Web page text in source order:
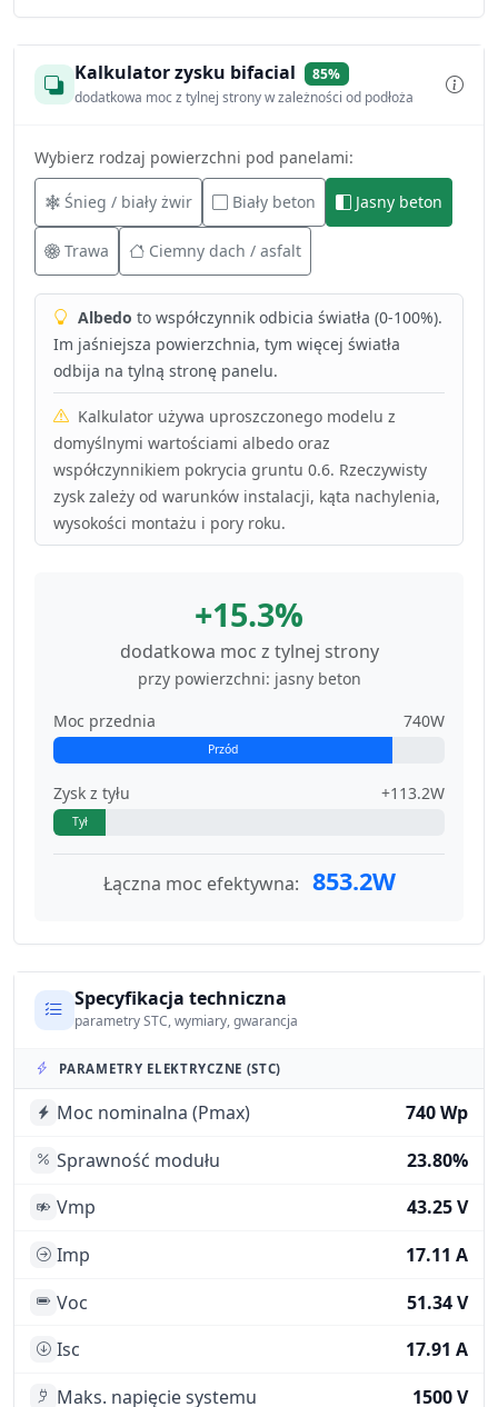
Kalkulator zysku bifacial
85%
dodatkowa moc z tylnej strony w zależności od podłoża
Wybierz rodzaj powierzchni pod panelami:
Śnieg / biały żwir Biały beton Jasny beton
Trawa Ciemny dach / asfalt
Albedo to współczynnik odbicia światła (0-100%).
Im jaśniejsza powierzchnia, tym więcej światła
odbija na tylną stronę panelu.
Kalkulator używa uproszczonego modelu z
domyślnymi wartościami albedo oraz
współczynnikiem pokrycia gruntu 0.6. Rzeczywisty
zysk zależy od warunków instalacji, kąta nachylenia,
wysokości montażu i pory roku.
+15.3%
dodatkowa moc z tylnej strony
przy powierzchni: jasny beton
Moc przednia
740W
Przód
Zysk z tyłu +113.2W
Tył
Łączna moc efektywna: 853.2W
Specyfikacja techniczna
parametry STC, wymiary, gwarancja
PARAMETRY ELEKTRYCZNE (STC)
Moc nominalna (Pmax)
740 Wp
Sprawność modułu
23.80%
Vmp
43.25 V
Imp
17.11 A
Voc
51.34 V
Isc
17.91 A
Maks. napięcie systemu
1500 V